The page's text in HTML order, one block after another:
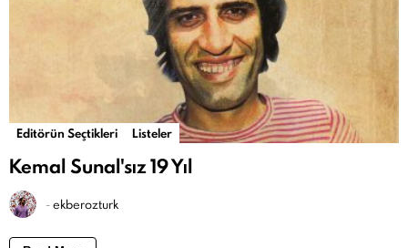
Editörün Seçtikleri Listeler
Kemal Sunal'sız 19 Yıl
-ekberozturk